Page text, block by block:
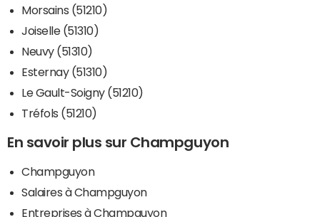
Morsains (51210)
Joiselle (51310)
Neuvy (51310)
Esternay (51310)
Le Gault-Soigny (51210)
Tréfols (51210)
En savoir plus sur Champguyon
Champguyon
Salaires à Champguyon
Entreprises à Champguyon